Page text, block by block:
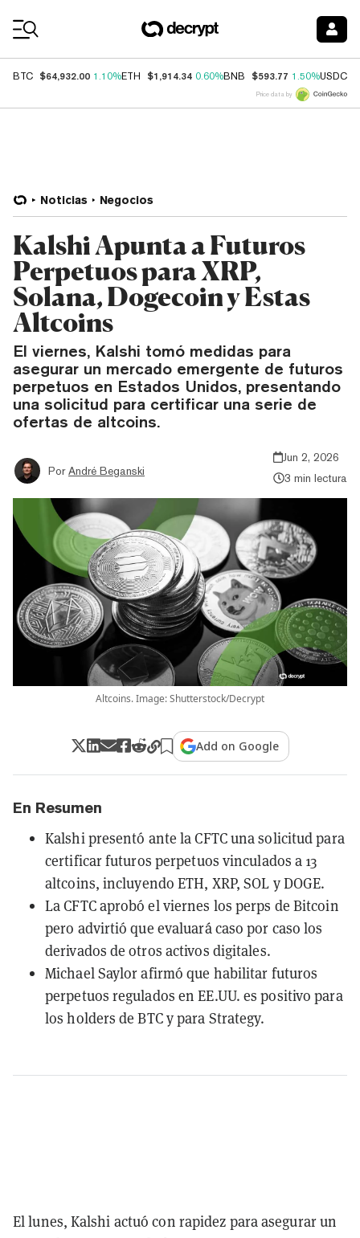
BTC $64,932.00 1.10%ETH $1,914.34 0.60%BNB $593.77 1.50%USDC
Price data by
Noticias Negocios
Kalshi Apunta a Futuros
Perpetuos para XRP,
Solana, Dogecoin y Estas
Altcoins
El viernes, Kalshi tomó medidas para
asegurar un mercado emergente de futuros
perpetuos en Estados Unidos, presentando
una solicitud para certificar una serie de
ofertas de altcoins.
Por André Beganski
Jun 2, 2026
3 min lectura
Altcoins. Image: Shutterstock/Decrypt
Add on Google
En Resumen
Kalshi presentó ante la CFTC una solicitud para
certificar futuros perpetuos vinculados a 13
altcoins, incluyendo ETH, XRP, SOL y DOGE.
La CFTC aprobó el viernes los perps de Bitcoin
pero advirtió que evaluará caso por caso los
derivados de otros activos digitales.
Michael Saylor afirmó que habilitar futuros
perpetuos regulados en EE.UU. es positivo para
los holders de BTC y para Strategy.
El lunes, Kalshi actuó con rapidez para asegurar un